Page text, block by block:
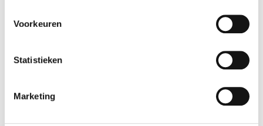
Voorkeuren
Statistieken
Marketing